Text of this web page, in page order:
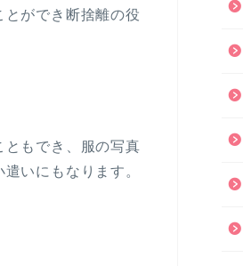
ができ断捨離の役
ともでき、服の写真
いにもなります。